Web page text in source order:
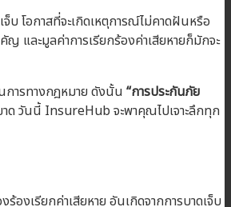
บ โอกาสที่จะเกิดเหตุการณ์ไม่คาดฝันหรือ
และมูลค่าการเรียกร้องค่าเสียหายก็มักจะ
การทางกฎหมาย ดังนั้น “การประกันภัย
าด วันนี้ InsureHub จะพาคุณไปเจาะลึกทุก
เรียกค่าเสียหาย อันเกิดจากการบาดเจ็บ